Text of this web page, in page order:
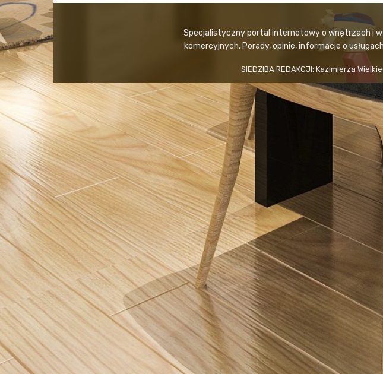
Specjalistyczny portal internetowy o wnętrzach i
komercyjnych. Porady, opinie, informacje o
SIEDZIBA REDAKCJI: Kazimierza